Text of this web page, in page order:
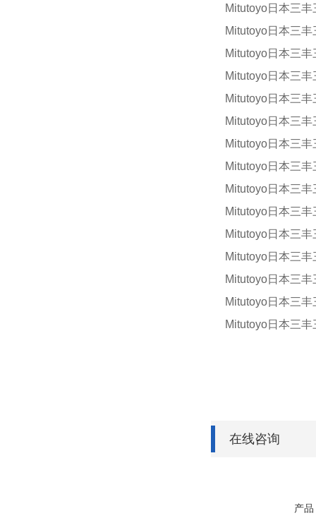
Mitutoyo日本三
Mitutoyo日本三
Mitutoyo日本三
Mitutoyo日本三
Mitutoyo日本三
Mitutoyo日本三
Mitutoyo日本三
Mitutoyo日本三
Mitutoyo日本三
Mitutoyo日本三
Mitutoyo日本三
Mitutoyo日本三
Mitutoyo日本三
Mitutoyo日本三
Mitutoyo日本三
在线咨询
产品